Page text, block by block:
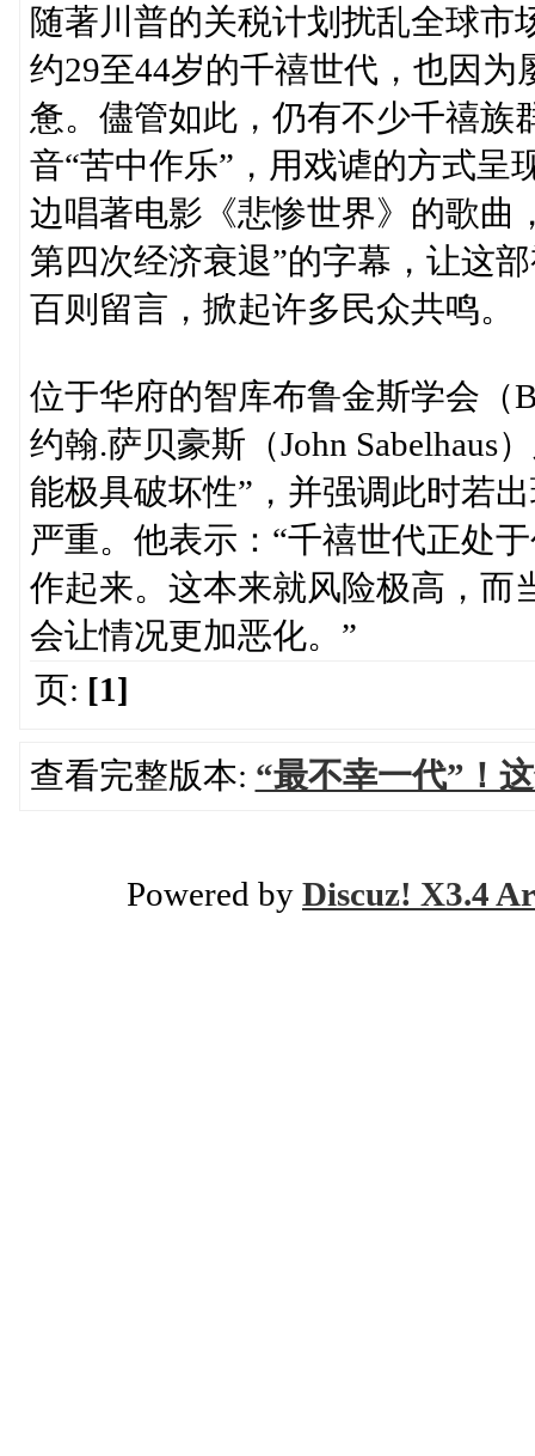
随著川普的关税计划扰乱全球市
约29至44岁的千禧世代，也因
惫。儘管如此，仍有不少千禧族
音“苦中作乐”，用戏谑的方式呈
边唱著电影《悲惨世界》的歌曲
第四次经济衰退”的字幕，让这
百则留言，掀起许多民众共鸣。
位于华府的智库布鲁金斯学会（
约翰.萨贝豪斯（John Sabelhaus
能极具破坏性”，并强调此时若
严重。他表示：“千禧世代正处
作起来。这本来就风险极高，而
会让情况更加恶化。”
页: [1]
查看完整版本: “最不幸一代”！
Powered by Discuz! X3.4